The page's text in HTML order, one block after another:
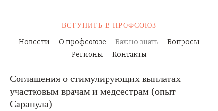
ВСТУПИТЬ В ПРОФСОЮЗ
Новости О профсоюзе Важно знать
Вопросы
Регионы
Контакты
Соглашения о стимулирующих выплатах
участковым врачам и медсестрам (опыт
Сарапула)